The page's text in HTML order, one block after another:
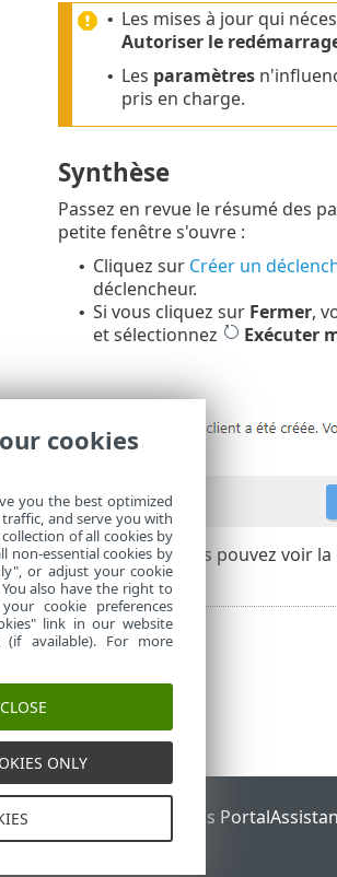
• Les mises à jour qui
Autoriser le
• Les paramètres
pris en charge.
Synthèse
Passez en revue le résumé des
petite fenêtre s'ouvre :
• Cliquez sur Créer un
déclencheur.
• Si vous cliquez sur Fermer,
et sélectionnez
Exécuter
DansTâches, vous pouvez voir la
Forum ESET ESET Status Portal
réservés.
cookies
you the best optimized
and serve you with
of all cookies by
non-essential cookies by
or adjust your cookie
also have the right to
cookie preferences
link in our website
available). For more
ONLY